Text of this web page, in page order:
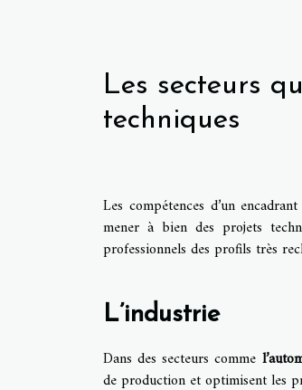
Les secteurs
techniques
Les compétences d’un
mener à bien des projets
professionnels des profils très
L’industrie
Dans des secteurs comme
de production et optimisent les